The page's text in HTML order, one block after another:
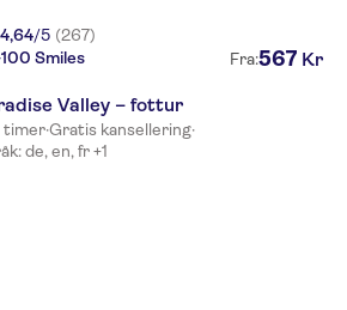
Funchal
Tiago
do Lago
Gardens
4,64/5 (267)
Smiles
Fra:567 Kr
Valley – fottur
timer·Gratis kansellering·
de, en, fr +1